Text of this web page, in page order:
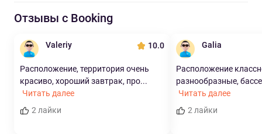
Отзывы с Booking
Valeriy 10.0
Расположение, территория очень
красиво, хороший завтрак, про...
Читать далее
2 лайки
Galia
Расположение
разнообразные,
Читать далее
2 лайки